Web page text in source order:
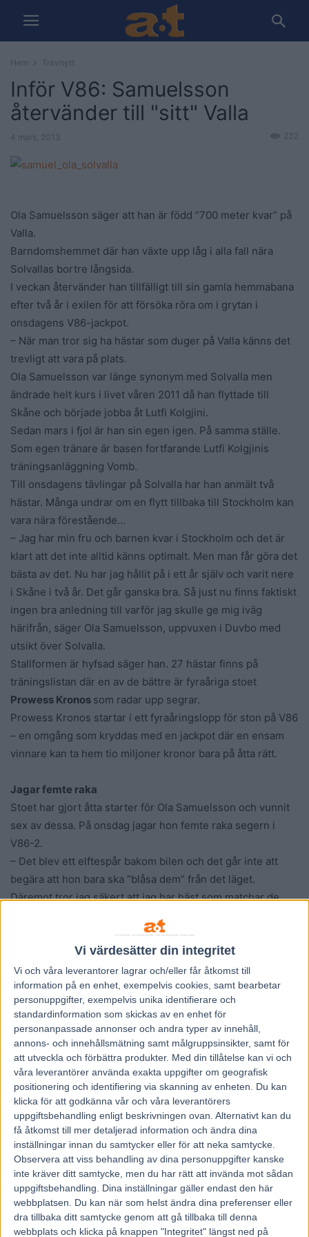
Vi värdesätter din integritet
Vi och våra leverantorer lagrar och/eller får åtkomst till
information på en enhet, exempelvis cookies, samt bearbetar
personuppgifter, exempelvis unika identifierare och
standardinformation som skickas av en enhet för
personanpassade annonser och andra typer av innehåll,
annons- och innehållsmätning samt målgruppsinsikter, samt för
att utveckla och förbättra produkter. Med din tillåtelse kan vi och
våra leverantörer använda exakta uppgifter om geografisk
positionering och identifiering via skanning av enheten. Du kan
klicka för att godkänna vår och våra leverantörers
uppgiftsbehandling enligt beskrivningen ovan. Alternativt kan du
få åtkomst till mer detaljerad information och ändra dina
inställningar innan du samtycker eller för att neka samtycke.
Observera att viss behandling av dina personuppgifter kanske
inte kräver ditt samtycke, men du har rätt att invända mot sådan
uppgiftsbehandling. Dina inställningar gäller endast den här
webbplatsen. Du kan när som helst ändra dina preferenser eller
dra tillbaka ditt samtycke genom att gå tillbaka till denna
webbplats och klicka på knappen "Integritet" längst ned på
Hem Travnytt
Inför V86: Samuelsson
återvänder till "sitt" Valla
4 mars, 2013 232
Ola Samuelsson säger att han är född ”700 meter kvar” på
Valla.
Barndomshemmet där han växte upp låg i alla fall nära
Solvallas bortre långsida.
I veckan återvänder han tillfälligt till sin gamla hemmabana
efter två år i exilen för att försöka röra om i grytan i
onsdagens V86-jackpot.
– När man tror sig ha hästar som duger på Valla känns det
trevligt att vara på plats.
Ola Samuelsson var länge synonym med Solvalla men
ändrade helt kurs i livet våren 2011 då han flyttade till
Skåne och började jobba åt Lutfi Kolgjini.
Sedan mars i fjol är han sin egen igen. På samma ställe.
Som egen tränare är basen fortfarande Lutfi Kolgjinis
träningsanläggning Vomb.
Till onsdagens tävlingar på Solvalla har han anmält två
hästar. Många undrar om en flytt tillbaka till Stockholm kan
vara nära förestående…
– Jag har min fru och barnen kvar i Stockholm och det är
klart att det inte alltid känns optimalt. Men man får göra det
bästa av det. Nu har jag hållit på i ett år själv och varit nere
i Skåne i två år. Det går ganska bra. Så just nu finns faktiskt
ingen bra anledning till varför jag skulle ge mig iväg
härifrån, säger Ola Samuelsson, uppvuxen i Duvbo med
utsikt över Solvalla.
Stallformen är hyfsad säger han. 27 hästar finns på
träningslistan där en av de bättre är fyraåriga stoet
Prowess Kronos som radar upp segrar.
Prowess Kronos startar i ett fyraåringslopp för ston på V86
– en omgång som kryddas med en jackpot där en ensam
vinnare kan ta hem tio miljoner kronor bara på åtta rätt.
Jagar femte raka
Stoet har gjort åtta starter för Ola Samuelsson och vunnit
sex av dessa. På onsdag jagar hon femte raka segern i
V86-2.
– Det blev ett elftespår bakom bilen och det går inte att
begära att hon bara ska ”blåsa dem” från det läget.
Däremot tror jag säkert att jag har häst som matchar de
Annars handlar det om en dam som ofta fått gå lite repor i
spåren. Prowess Kronos har visat att hon klarar tuffa
upplägg.
– Hon har varit igång i vinter och levererat. Hon har varit
bra men samtidigt har hon inte stött på sådana här hästar.
Läget är därför lite tjurigt läge just när hon får smaka på
det värsta motståndet hittills. Så spåret gör att det inte ser
så jävla ljust ut. Men hon är rejäl och klarar lite om det
skulle bli tempo. Hon går som vanligt med skor runt om,
säger Ola Samuelsson.
Har du några drömmar om stora lopp i sommar med
Prowess Kronos?
– Det törs jag inte spekulera i. Jag tycker i alla fall att jag
har en bra ”potentialhäst” med bra utveckling i. Så jag
hoppas och tror att hon ska närma sig kulltoppen med
tiden.